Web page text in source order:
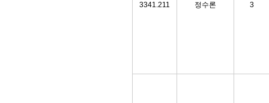
3341.211 정수론 3